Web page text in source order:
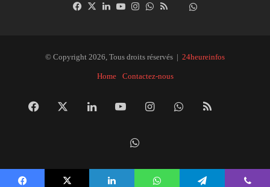
Facebook
X LinkedinYouTubeInstagramWhatsAppDailymotion
© Copyright 2026, Tous droits réservés | 24heureinfos
Home Contactez-nous
Facebook LinkedinYouTubeInstagramWhatsApp
RSS
la